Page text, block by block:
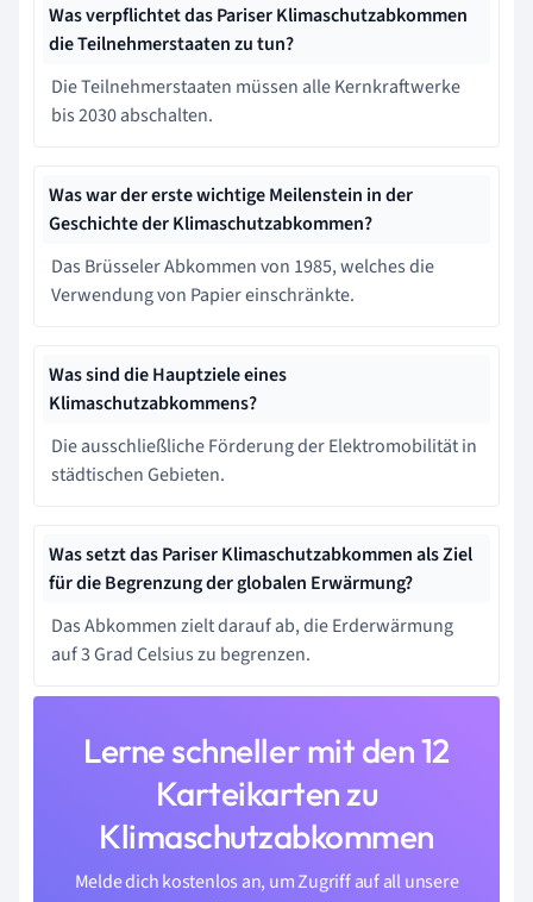
Was verpflichtet das Pariser Klimaschutzabkommen
die Teilnehmerstaaten zu tun?
Die Teilnehmerstaaten müssen alle Kernkraftwerke
bis 2030 abschalten.
Was war der erste wichtige Meilenstein in der
Geschichte der Klimaschutzabkommen?
Das Brüsseler Abkommen von 1985, welches die
Verwendung von Papier einschränkte.
Was sind die Hauptziele eines
Klimaschutzabkommens?
Die ausschließliche Förderung der Elektromobilität in
städtischen Gebieten.
Was setzt das Pariser Klimaschutzabkommen als Ziel
für die Begrenzung der globalen Erwärmung?
Das Abkommen zielt darauf ab, die Erderwärmung
auf 3 Grad Celsius zu begrenzen.
Lerne schneller mit den 12
Karteikarten zu
Klimaschutzabkommen
Melde dich kostenlos an, um Zugriff auf all unsere